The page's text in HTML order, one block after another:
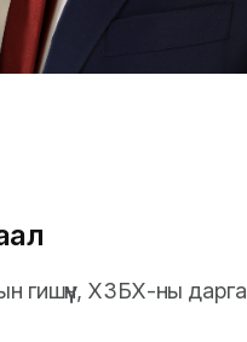
гишүүн, ХЗБХ-ны дарга